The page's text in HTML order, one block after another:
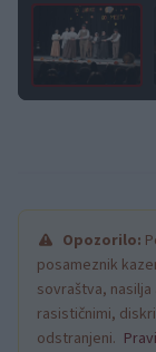
Opozorilo:
posameznik
sovraštva,
rasističnimi,
odstranjeni.